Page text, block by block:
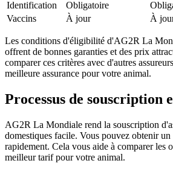
Identification
Obligatoire
Vaccins
À jour À
Les conditions d'éligibilité d'AG2R La
offrent de bonnes garanties et des prix
comparer ces critères avec d'autres
meilleure assurance pour votre animal.
Processus de souscription
AG2R La Mondiale rend la souscription
domestiques facile. Vous pouvez obtenir
rapidement. Cela vous aide à comparer les
meilleur tarif pour votre animal.